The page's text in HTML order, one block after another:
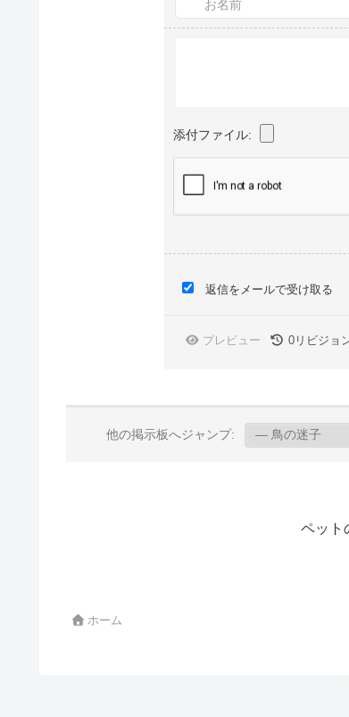
添付ファイル:
返信をメールで受け取る
プレビュー 0リビジョ
他の掲示板へジャンプ:
ペット
ホーム